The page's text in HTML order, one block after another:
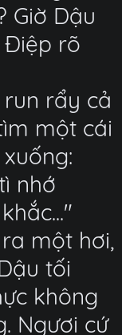
Giờ Dậu
Điệp rõ
rẩy cả
một cái
nhớ
một hơi,
tối
không
Ngươi cứ